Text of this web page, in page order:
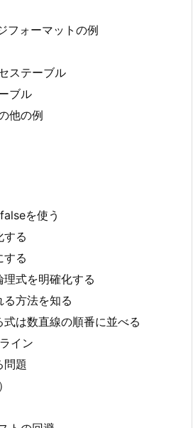
フォーマットの例
ステーブル
ブル
他の例
を使う
する
する
理式を明確化する
る方法を知る
式は数直線の順番に並べる
イン
問題